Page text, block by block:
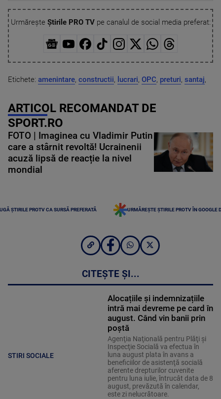
Urmărește Știrile PRO TVpe canalul de social media preferat:
Etichete: amenintare, constructii, lucrari, OPC, preturi, santaj,
ARTICOL RECOMANDAT DE
SPORT.RO
FOTO | Imaginea cu Vladimir Putin
care a stârnit revoltă! Ucrainenii
acuză lipsă de reacție la nivel
mondial
ȘTIRILE PROTV CA SURSĂ PREFERATĂ URMĂREȘTE ȘTIRILE PROTV ÎN GOOGLE
CITEȘTE ȘI...
STIRI SOCIALE
Alocațiile și indemnizațiile
intră mai devreme pe card în
august. Când vin banii prin
poștă
Agenţia Naţională pentru Plăţi şi
Inspecţie Socială va efectua în
luna august plata în avans a
beneficiilor de asistenţă socială
aferente drepturilor cuvenite
pentru luna iulie, întrucât data de 8
august, prevăzută în calendar,
este zi nelucrătoare.